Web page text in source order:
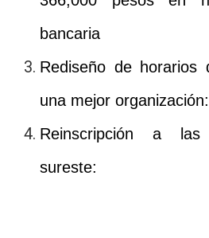
bancaria
Rediseño de horarios
una mejor organización:
Reinscripción a
sureste: